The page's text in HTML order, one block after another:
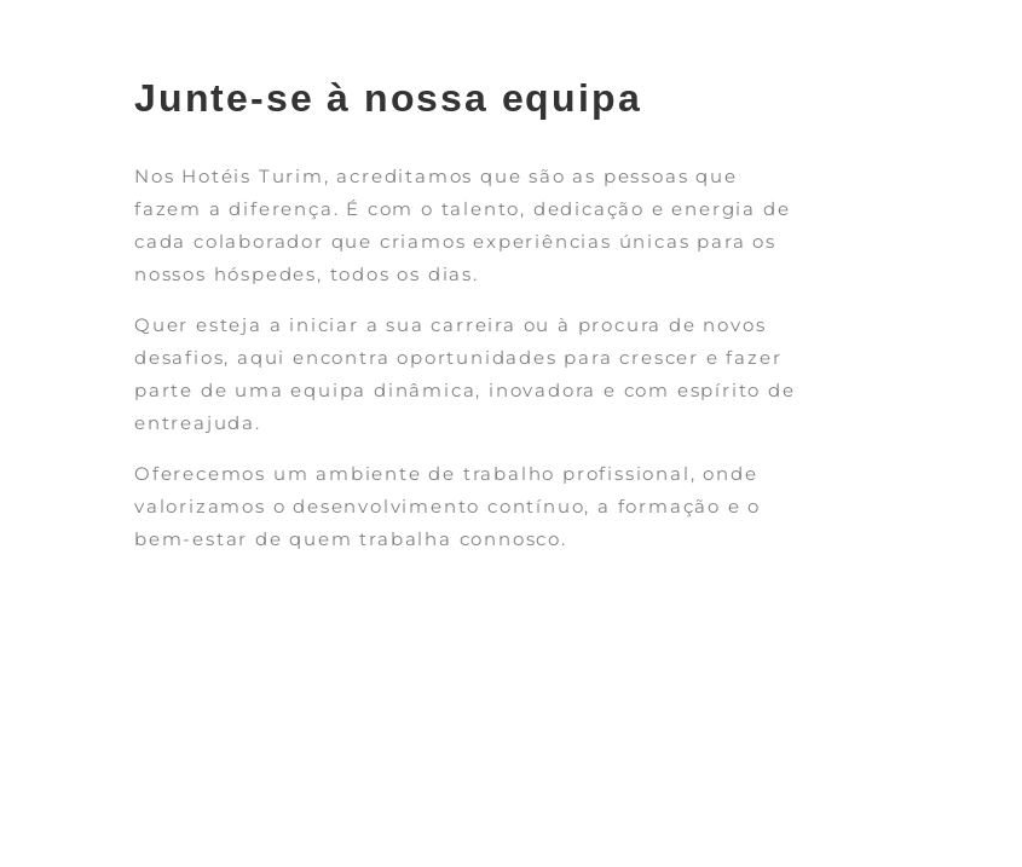
Junte-se à nossa equipa
Nos Hotéis Turim, acreditamos que são as pessoas que
fazem a diferença. É com o talento, dedicação e energia de
cada colaborador que criamos experiências únicas para os
nossos hóspedes, todos os dias.
Quer esteja a iniciar a sua carreira ou à procura de novos
desafios, aqui encontra oportunidades para crescer e fazer
parte de uma equipa dinâmica, inovadora e com espírito de
entreajuda.
Oferecemos um ambiente de trabalho profissional, onde
valorizamos o desenvolvimento contínuo, a formação e o
bem-estar de quem trabalha connosco.